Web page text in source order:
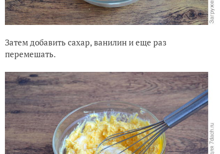
Затем добавить сахар, ванилин и еще раз
перемешать.